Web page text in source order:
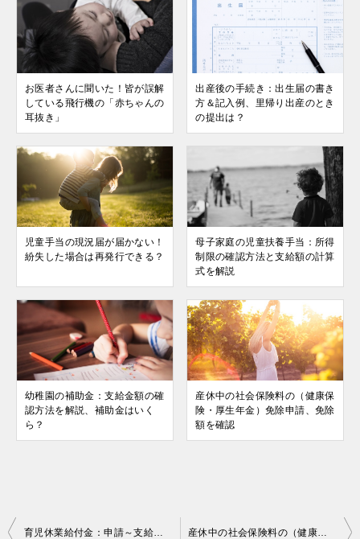
お医者さんに聞いた！皆が誤解
している飛行機の「赤ちゃんの
耳抜き」
出産後の手続き：出生届の書き
方＆記入例、里帰り出産のとき
の提出は？
児童手当の現況届が届かない！
紛失した場合は再発行できる？
母子家庭の児童扶養手当：所得
制限の確認方法と支給額の計算
式を解説
幼稚園の補助金：支給金額の確
認方法を解説、補助金はいく
ら？
産休中の社会保険料の（健康保
険・厚生年金）免除申請、免除
額を確認
投
育児休業給付金：申請～支給されるまでの期間と育休中の住民税を確認 産休中の社会保険料の（健康保険・厚生年金）免除申請、免除額を確認